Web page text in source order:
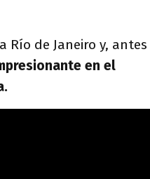
Río de Janeiro y, antes
en el